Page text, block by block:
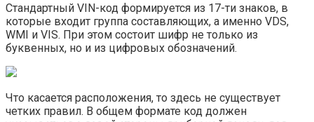
Стандартный VIN-код формируется из 17-ти знаков, в
которые входит группа составляющих, а именно VDS,
WMI и VIS. При этом состоит шифр не только из
буквенных, но и из цифровых обозначений.
Что касается расположения, то здесь не существует
четких правил. В общем формате код должен